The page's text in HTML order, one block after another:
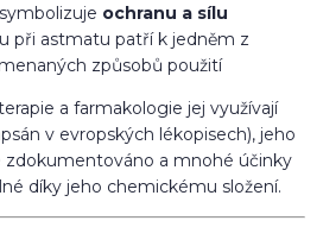
ochranu a sílu
při astmatu patří k jedněm z
způsobů použití
a farmakologie jej využívají
v evropských lékopisech), jeho
zdokumentováno a mnohé účinky
díky jeho chemickému složení.